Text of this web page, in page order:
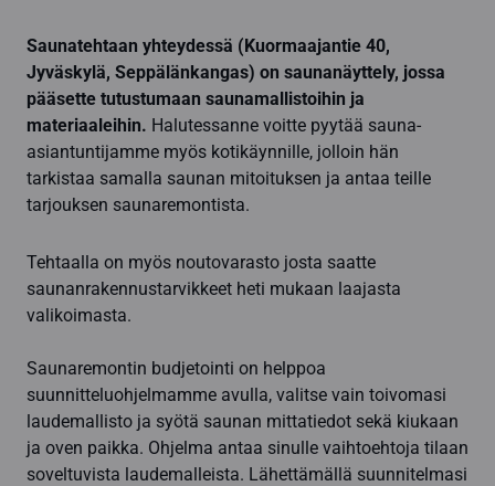
Saunatehtaan yhteydessä (Kuormaajantie 40,
Jyväskylä, Seppälänkangas) on saunanäyttely, jossa
pääsette tutustumaan saunamallistoihin ja
materiaaleihin. Halutessanne voitte pyytää sauna-
asiantuntijamme myös kotikäynnille, jolloin hän
tarkistaa samalla saunan mitoituksen ja antaa teille
tarjouksen saunaremontista.
Tehtaalla on myös noutovarasto josta saatte
saunanrakennustarvikkeet heti mukaan laajasta
valikoimasta.
Saunaremontin budjetointi on helppoa
suunnitteluohjelmamme avulla, valitse vain toivomasi
laudemallisto ja syötä saunan mittatiedot sekä kiukaan
ja oven paikka. Ohjelma antaa sinulle vaihtoehtoja tilaan
soveltuvista laudemalleista. Lähettämällä suunnitelmasi